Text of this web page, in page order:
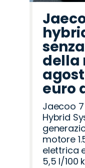
della
euro
Jaecoo
Hybrid
motore
elettrica
5,5 l/100